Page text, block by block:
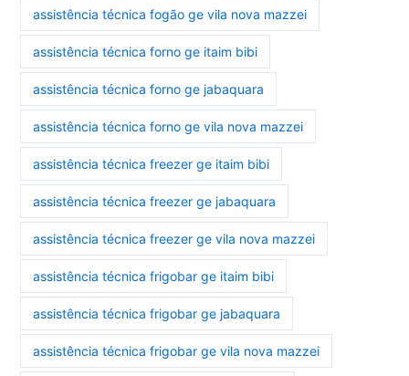
assistência técnica fogão ge vila nova mazzei
assistência técnica forno ge itaim bibi
assistência técnica forno ge jabaquara
assistência técnica forno ge vila nova mazzei
assistência técnica freezer ge itaim bibi
assistência técnica freezer ge jabaquara
assistência técnica freezer ge vila nova mazzei
assistência técnica frigobar ge itaim bibi
assistência técnica frigobar ge jabaquara
assistência técnica frigobar ge vila nova mazzei